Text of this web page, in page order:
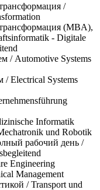
/
(MBA),
- Digitale
/ Automotive Systems
/ Electrical Systems
Informatik
und Robotik
рабочий день /
Engineering
Management
/ Transport und